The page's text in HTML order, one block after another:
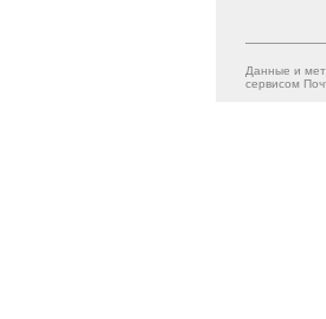
Данные и
сервисом